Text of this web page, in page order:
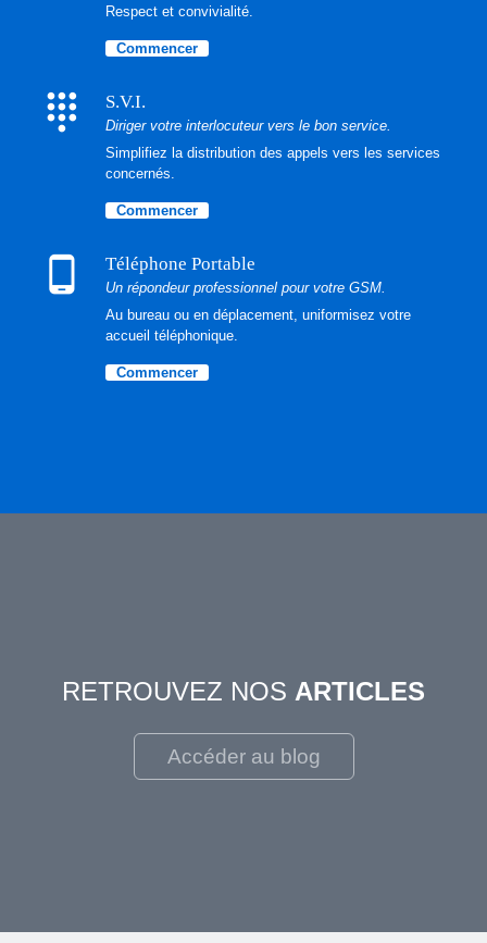
Respect et convivialité.
Commencer
dialpad S.V.I.
Diriger votre interlocuteur vers le bon service.
Simplifiez la distribution des appels vers les services
concernés.
Commencer
phone_android Téléphone Portable
Un répondeur professionnel pour votre GSM.
Au bureau ou en déplacement, uniformisez votre
accueil téléphonique.
Commencer
RETROUVEZ NOS ARTICLES
Accéder au blog